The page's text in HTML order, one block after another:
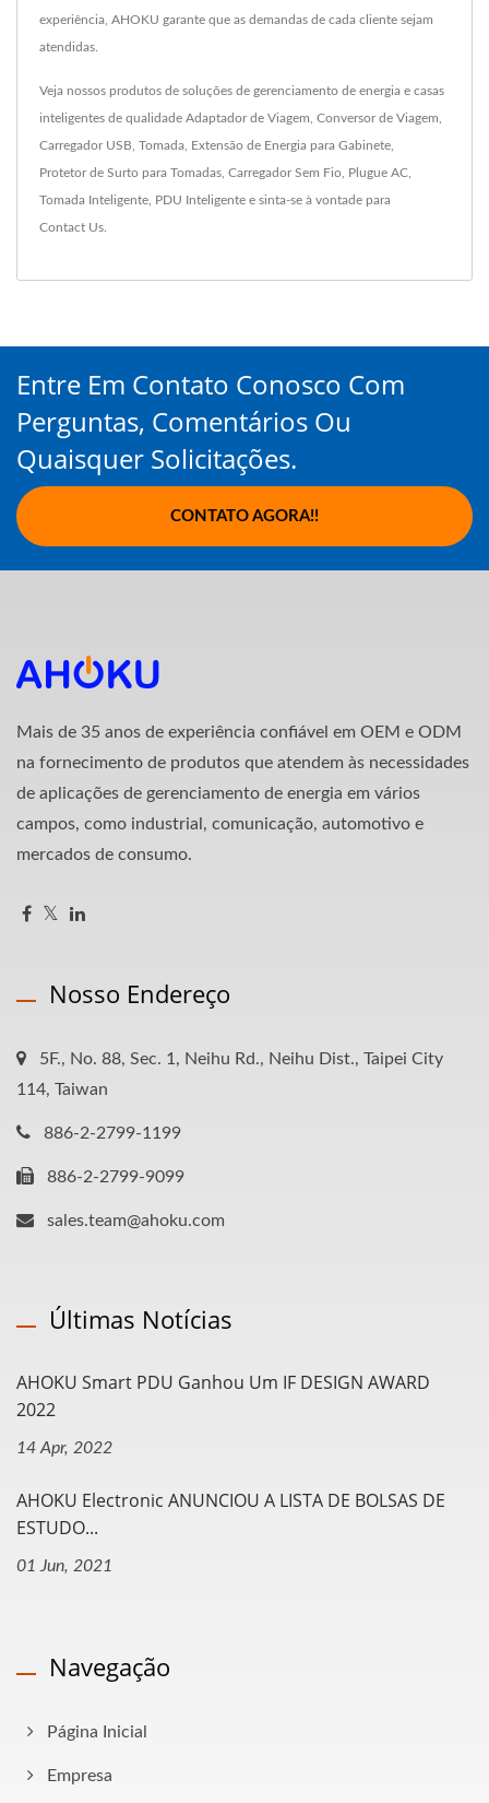
experiência, AHOKU garante que as demandas de cada cliente sejam
atendidas.
Veja nossos produtos de soluções de gerenciamento de energia e casas
inteligentes de qualidade Adaptador de Viagem Conversor de Viagem
Carregador USB Tomada Extensão de Energia para Gabinete
Protetor de Surto para Tomadas Carregador Sem Fio Plugue AC
Tomada Inteligente PDU Inteligente e sinta-se à vontade para
Contact Us
Entre Em Contato Conosco Com
Perguntas, Comentários Ou
Quaisquer Solicitações.
CONTATO AGORA!!
Mais de 35 anos de experiência confiável em OEM e ODM
na fornecimento de produtos que atendem às necessidades
de aplicações de gerenciamento de energia em vários
campos, como industrial, comunicação, automotivo e
mercados de consumo.
Nosso Endereço
5F., No. 88, Sec. 1, Neihu Rd., Neihu Dist., Taipei City
114, Taiwan
886-2-2799-1199
886-2-2799-9099
sales.team@ahoku.com
Últimas Notícias
AHOKU Smart PDU Ganhou Um IF DESIGN AWARD
2022
14 Apr, 2022
AHOKU Electronic ANUNCIOU A LISTA DE BOLSAS DE
ESTUDO...
01 Jun, 2021
Navegação
Página Inicial
Empresa